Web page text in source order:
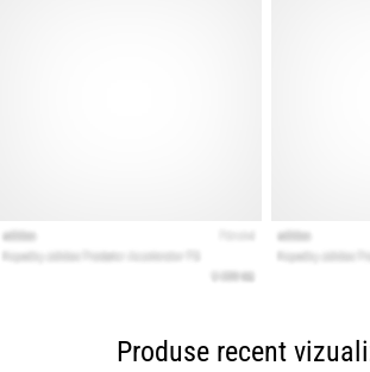
Produse recent